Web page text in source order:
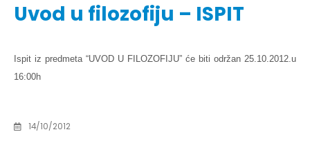
Uvod u filozofiju – ISPIT
Ispit iz predmeta “UVOD U FILOZOFIJU” će biti održan 25.10.2012.u
16:00h
14/10/2012